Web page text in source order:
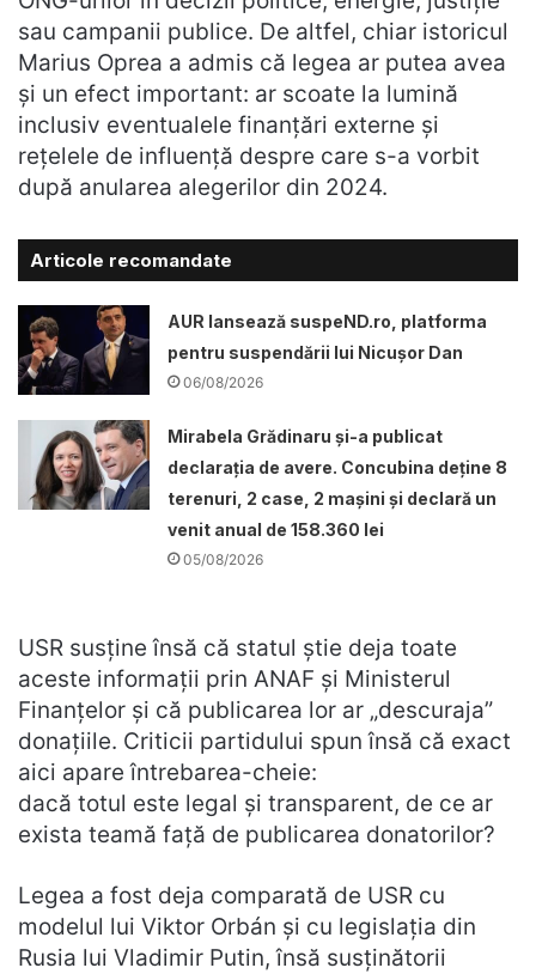
sau campanii publice. De altfel, chiar istoricul
Marius Oprea a admis că legea ar putea avea
și un efect important: ar scoate la lumină
inclusiv eventualele finanțări externe și
rețelele de influență despre care s-a vorbit
după anularea alegerilor din 2024.
Articole recomandate
AUR lansează suspeND.ro, platforma
pentru suspendării lui Nicușor Dan
06/08/2026
Mirabela Grădinaru și-a publicat
declarația de avere. Concubina deține 8
terenuri, 2 case, 2 mașini și declară un
venit anual de 158.360 lei
05/08/2026
USR susține însă că statul știe deja toate
aceste informații prin ANAF și Ministerul
Finanțelor și că publicarea lor ar „descuraja”
donațiile. Criticii partidului spun însă că exact
aici apare întrebarea-cheie:
dacă totul este legal și transparent, de ce ar
exista teamă față de publicarea donatorilor?
Legea a fost deja comparată de USR cu
modelul lui Viktor Orbán și cu legislația din
Rusia lui Vladimir Putin, însă susținătorii